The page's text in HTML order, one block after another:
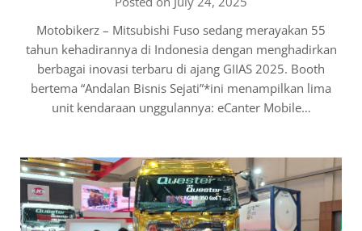
Motobikerz – Mitsubishi Fuso sedang merayakan 55
tahun kehadirannya di Indonesia dengan menghadirkan
berbagai inovasi terbaru di ajang GIIAS 2025. Booth
bertema “Andalan Bisnis Sejati”*ini menampilkan lima
unit kendaraan unggulannya: eCanter Mobile…